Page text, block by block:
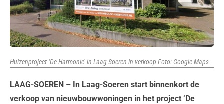
Huizenproject ‘De Harmonie’ in Laag-Soeren in verkoop Foto: Google Maps
LAAG-SOEREN – In Laag-Soeren start binnenkort de
verkoop van nieuwbouwwoningen in het project ‘De